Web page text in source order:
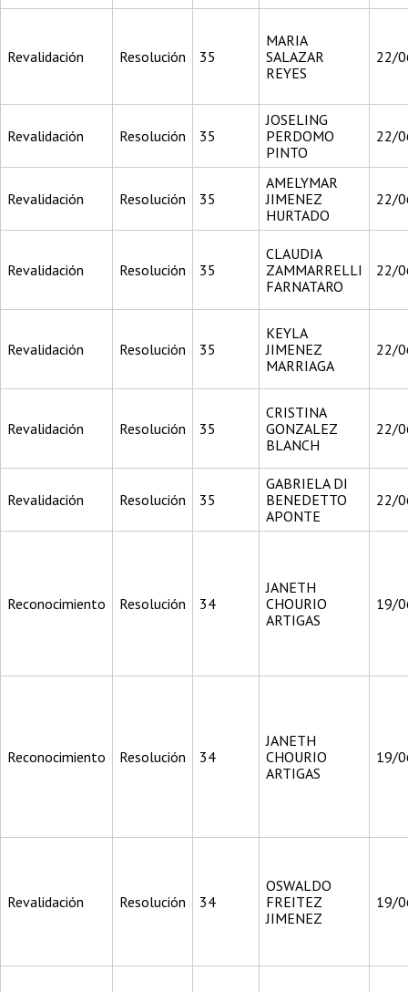
Revalidación Resolución 35
MARIA
SALAZAR
REYES
22/
Revalidación Resolución 35
JOSELING
PERDOMO
PINTO
22/
Revalidación Resolución 35
AMELYMAR
JIMENEZ
HURTADO
22/
Revalidación Resolución 35
CLAUDIA
ZAMMARRELLI
FARNATARO
22/
Revalidación Resolución 35
KEYLA
JIMENEZ
MARRIAGA
22/
Revalidación Resolución 35
CRISTINA
GONZALEZ
BLANCH
22/
Revalidación Resolución 35
GABRIELA DI
BENEDETTO
APONTE
22/
Reconocimiento Resolución 34
JANETH
CHOURIO
ARTIGAS
19/
Reconocimiento Resolución 34
JANETH
CHOURIO
ARTIGAS
19/
Revalidación Resolución 34
OSWALDO
FREITEZ
JIMENEZ
19/